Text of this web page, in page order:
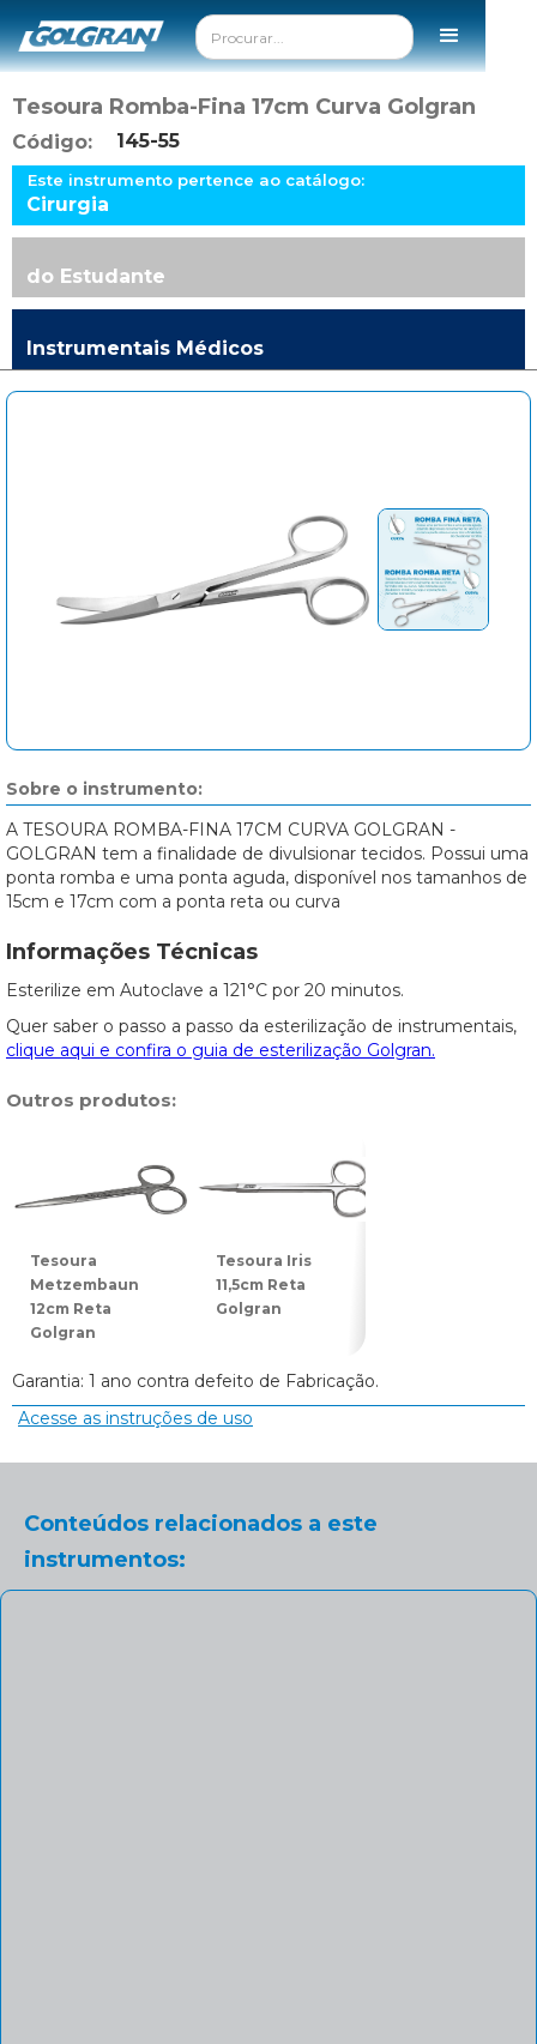
Tesoura Romba-Fina 17cm Curva Golgran
Código: 145-55
Este instrumento pertence ao catálogo:
Cirurgia
do Estudante
Instrumentais Médicos
Sobre o instrumento:
A TESOURA ROMBA-FINA 17CM CURVA GOLGRAN -
GOLGRAN tem a finalidade de divulsionar tecidos. Possui uma
ponta romba e uma ponta aguda, disponível nos tamanhos de
15cm e 17cm com a ponta reta ou curva
Informações Técnicas
Esterilize em Autoclave a 121°C por 20 minutos.
Quer saber o passo a passo da esterilização de instrumentais,
clique aqui e confira o guia de esterilização Golgran.
Outros produtos:
Tesoura
Metzembaun
12cm Reta
Golgran
Tesoura Iris
11,5cm Reta
Golgran
Garantia: 1 ano contra defeito de Fabricação.
Acesse as instruções de uso
Conteúdos relacionados a este
instrumentos: